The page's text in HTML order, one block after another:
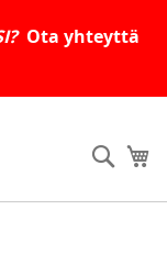
Ota yhteyttä
Haku